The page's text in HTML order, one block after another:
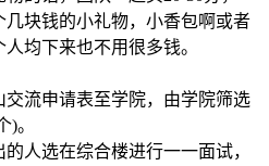
块钱的小礼物，小香包啊或者
均下来也不用很多钱。
流申请表至学院，由学院筛选
)。
人选在综合楼进行一一面试，